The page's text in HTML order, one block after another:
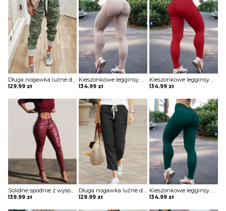
Długa nogawka luźne dresowe moro wiązane ściągacz eleganckie casual spodnie Ragnhild
129.99 zł
Kieszonkowe legginsy do jogi z wysokim stanem spodnie Vijaya
134.99 zł
Kieszonkowe legginsy do jogi z wysokim stanem spodnie Vijaya
134.99 zł
Solidne spodnie z wysokim stanem marszczeniami Andolina
139.99 zł
Długa nogawka luźne dresowe jednolite bez wzoru wygodne ściągacz sportowe dresy casual spodnie Fortuna
129.99 zł
Kieszonkowe legginsy do jogi z wysokim stanem spodnie Vijaya
134.99 zł